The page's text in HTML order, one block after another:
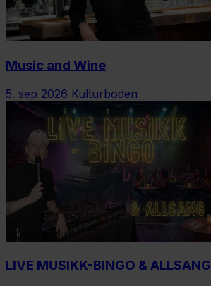
Music and Wine
5. sep 2026 Kulturboden
LIVE MUSIKK-BINGO & ALLSANG